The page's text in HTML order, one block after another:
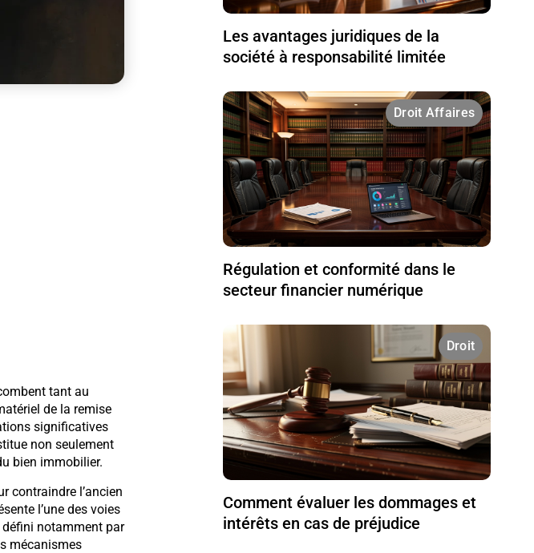
tant au
de la remise
significatives
non seulement
bien immobilier.
contraindre l’ancien
l’une des voies
défini notamment par
mécanismes
Les avantages juridiques de la
société à responsabilité limitée
Droit Affaires
Régulation et conformité dans le
secteur financier numérique
Droit
Comment évaluer les dommages et
intérêts en cas de préjudice